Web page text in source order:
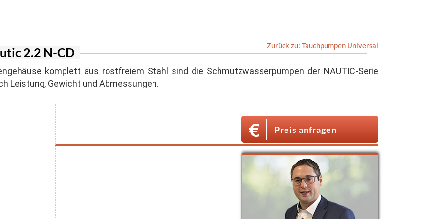
Zurück zu: Tauchpumpen Universal
2.2 N-CD
komplett aus rostfreiem Stahl sind die Schmutzwasserpumpen der NAUTIC-Serie
Leistung, Gewicht und Abmessungen.
Preis anfragen